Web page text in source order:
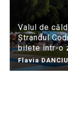
Valul de
Ștrandul
bilete într-o
Flavia DANCIU